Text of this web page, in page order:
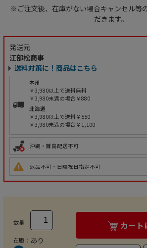
※ご注文後、在庫がない場合キャンセル等
だきます。
発送元
江部松商事
送料対策に！商品はこちら
本州
￥3,980以上で送料無料
￥3,980未満の場合￥880
北海道
￥3,980以上で送料￥550
￥3,980未満の場合￥1,100
沖縄・離島配送不可
返品不可・日曜祝日指定不可
数量
在庫： あり
カート